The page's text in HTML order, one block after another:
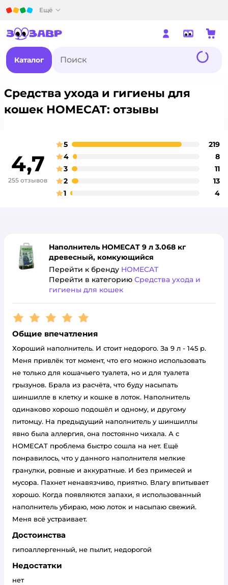
Ещё
Каталог
Средства ухода и гигиены для
кошек HOMECAT: отзывы
4,7
255 отзывов
оценка
5 219
оценка
4 8
оценка
3 11
оценка
2 13
оценка
1 4
Наполнитель HOMECAT 9 л 3.068 кг
древесный, комкующийся
Перейти к бренду HOMECAT
Перейти в категорию Средства ухода и
гигиены для кошек
Рейтинг:5
Общие впечатления
Хороший наполнитель. И стоит недорого. За 9 л - 145 р.
Меня привлёк тот момент, что его можно использовать
не только для кошачьего туалета, но и для туалета
грызунов. Брала из расчёта, что буду насыпать
шиншилле в клетку и кошке в лоток. Наполнитель
одинаково хорошо подошёл и одному, и другому
питомцу. На предыдущий наполнитель у шиншиллы
явно была аллергия, она постоянно чихала. А с
HOMECAT проблема быстро сошла на нет. Ещё
понравилось, что у данного наполнителя мелкие
гранулки, ровные и аккуратные. И без примесей и
мусора. Пахнет ненавязчиво, приятно. Влагу впитывает
хорошо. Когда появляются запахи, я использованный
наполнитель убираю, мою лоток и насыпаю свежий.
Меня всё устраивает.
Достоинства
гипоаллергенный, не пылит, недорогой
Недостатки
нет